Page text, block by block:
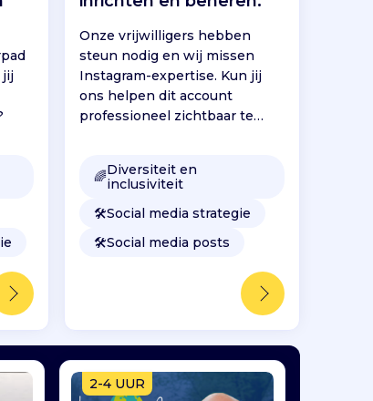
2-4 UUR
jij
Onze vrijwilligers hebben
steun nodig en wij missen
Instagram-expertise. Kun jij
ons helpen dit account
professioneel zichtbaar te
🌈Diversiteit en
inclusiviteit
🛠️Social media strategie
🛠️Social media posts